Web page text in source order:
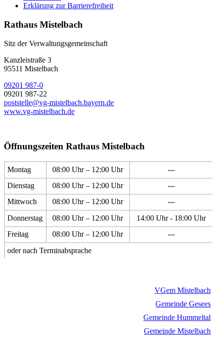
Erklärung zur Barrierefreiheit
Rathaus Mistelbach
Sitz der Verwaltungsgemeinschaft
Kanzleistraße 3
95511 Mistelbach
09201 987-0
09201 987-22
poststelle@vg-mistelbach.bayern.de
www.vg-mistelbach.de
Öffnungszeiten Rathaus Mistelbach
Montag 08:00 Uhr – 12:00 Uhr
---
Dienstag
08:00 Uhr – 12:00 Uhr
---
Mittwoch
08:00 Uhr – 12:00 Uhr
---
Donnerstag
08:00 Uhr – 12:00 Uhr
14:00 Uhr - 18:00 Uhr
Freitag
08:00 Uhr – 12:00 Uhr
---
oder nach Terminabsprache
VGem Mistelbach
Gemeinde Gesees
Gemeinde Hummeltal
Gemeinde Mistelbach